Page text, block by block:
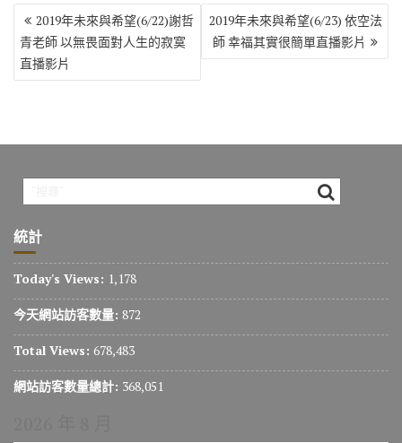
文
章
導
覽
2019年未來與希望(6/22)謝哲
青老師 以無畏面對人生的寂寞
直播影片
2019年未來與希望(6/23) 依空法
師 幸福其實很簡單直播影片
統計
Today's Views: 1,178
今天網站訪客數量: 872
Total Views: 678,483
網站訪客數量總計: 368,051